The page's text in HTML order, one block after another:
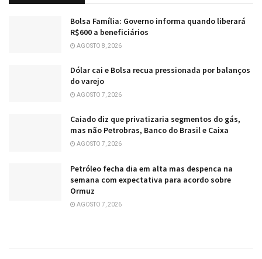
Bolsa Família: Governo informa quando liberará
R$600 a beneficiários
AGOSTO 8, 2026
Dólar cai e Bolsa recua pressionada por balanços
do varejo
AGOSTO 7, 2026
Caiado diz que privatizaria segmentos do gás,
mas não Petrobras, Banco do Brasil e Caixa
AGOSTO 7, 2026
Petróleo fecha dia em alta mas despenca na
semana com expectativa para acordo sobre
Ormuz
AGOSTO 7, 2026